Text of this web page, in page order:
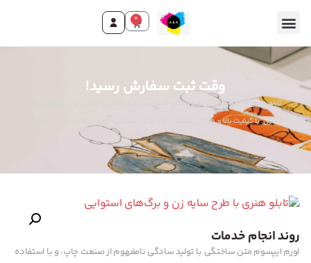
0
وقت ثبت سفارش رسید!
تابلو هنری با طرح سایه زن و برگ‌های استوایی، اثری خاص و ترکیبی برای دکوراسیون
منزل. با کیفیت بالا و طراحی منحصربه‌فرد، قابل سفارش. همین حالا سفارش دهید!
روند انجام خدمات
لورم ایپسوم متن ساختگی با تولید سادگی نامفهوم از صنعت چاپ، و با استفاده